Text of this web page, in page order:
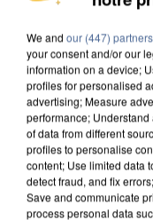
DE SOLIDARITÉ
We and our (447) partners
your consent and/or our
information on a device;
profiles for personalised
advertising; Measure
performance;
of data from different
profiles to personalise
content; Use limited data
detect fraud, and fix
Save and communicate
process personal data